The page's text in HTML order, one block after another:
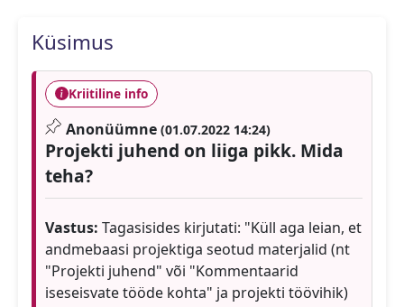
Küsimus
Kriitiline info
Anonüümne (01.07.2022 14:24)
Projekti juhend on liiga pikk. Mida
teha?
Vastus: Tagasisides kirjutati: "Küll aga leian, et
andmebaasi projektiga seotud materjalid (nt
"Projekti juhend" või "Kommentaarid
iseseisvate tööde kohta" ja projekti töövihik)